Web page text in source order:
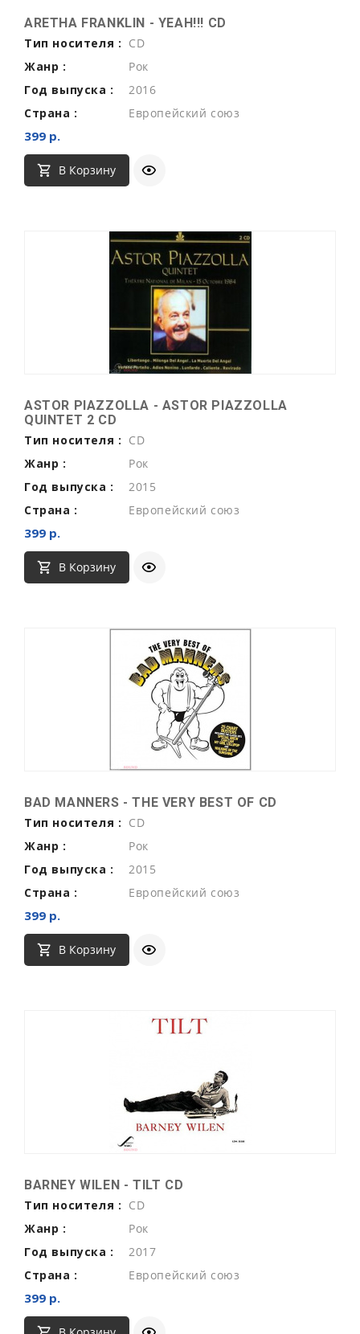
ARETHA FRANKLIN - YEAH!!! CD
Тип носителя : CD
Жанр :
Рок
Год выпуска :
2016
Страна :
Европейский союз
399 р.
В Корзину
ASTOR PIAZZOLLA - ASTOR PIAZZOLLA
QUINTET 2 CD
Тип носителя : CD
Жанр :
Рок
Год выпуска :
2015
Страна :
Европейский союз
399 р.
В Корзину
BAD MANNERS - THE VERY BEST OF CD
Тип носителя : CD
Жанр :
Рок
Год выпуска :
2015
Страна :
Европейский союз
399 р.
В Корзину
BARNEY WILEN - TILT CD
Тип носителя : CD
Жанр :
Рок
Год выпуска :
2017
Страна :
Европейский союз
399 р.